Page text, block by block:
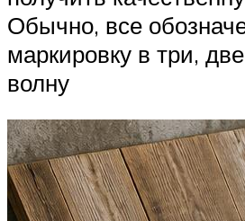
Обычно, все
маркировку в три,
волну